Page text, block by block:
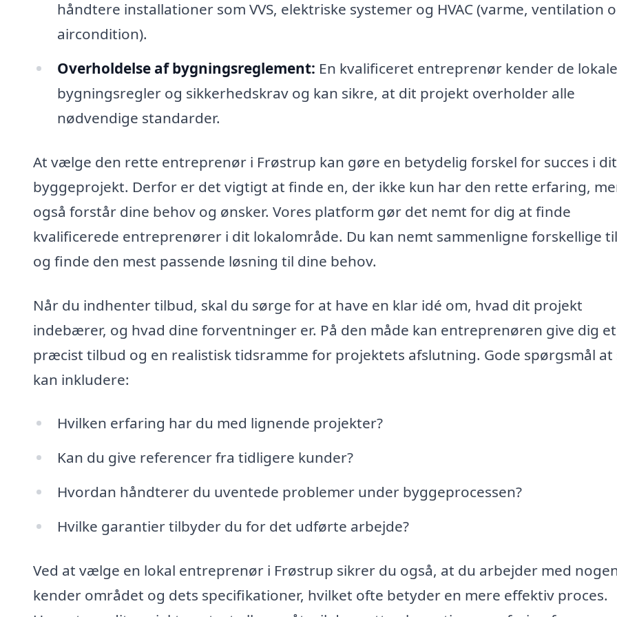
håndtere installationer som VVS, elektriske systemer og HVAC (varme, ventilation
aircondition).
Overholdelse af bygningsreglement: En kvalificeret entreprenør kender de lokale
bygningsregler og sikkerhedskrav og kan sikre, at dit projekt overholder alle
nødvendige standarder.
At vælge den rette entreprenør i Frøstrup kan gøre en betydelig forskel for succes i dit
byggeprojekt. Derfor er det vigtigt at finde en, der ikke kun har den rette erfaring,
også forstår dine behov og ønsker. Vores platform gør det nemt for dig at finde
kvalificerede entreprenører i dit lokalområde. Du kan nemt sammenligne forskellige
og finde den mest passende løsning til dine behov.
Når du indhenter tilbud, skal du sørge for at have en klar idé om, hvad dit projekt
indebærer, og hvad dine forventninger er. På den måde kan entreprenøren give dig et
præcist tilbud og en realistisk tidsramme for projektets afslutning. Gode spørgsmål at
kan inkludere:
Hvilken erfaring har du med lignende projekter?
Kan du give referencer fra tidligere kunder?
Hvordan håndterer du uventede problemer under byggeprocessen?
Hvilke garantier tilbyder du for det udførte arbejde?
Ved at vælge en lokal entreprenør i Frøstrup sikrer du også, at du arbejder med
kender området og dets specifikationer, hvilket ofte betyder en mere effektiv proces.